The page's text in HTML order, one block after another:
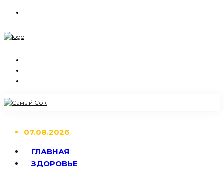
07.08.2026
ГЛАВНАЯ
ЗДОРОВЬЕ